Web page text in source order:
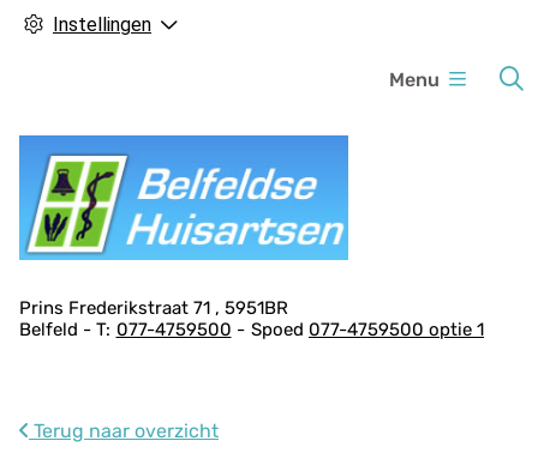
Instellingen
u
Menu
A
d
s
Prins Frederikstraat 71
5951BR
Belfeld
077-4759500 Spoed 077-4759500 optie 1
Terug naar overzicht